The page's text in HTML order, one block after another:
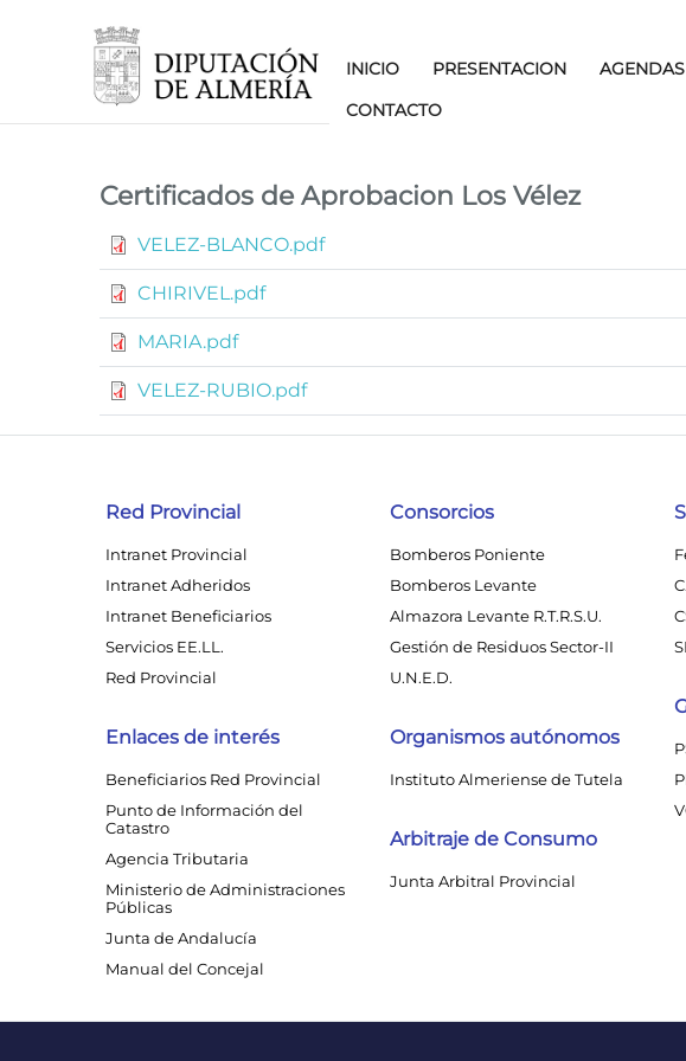
INICIO PRESENTACION
CONTACTO
Certificados Aprobacion
Certificados de Aprobacion Los Vélez
VELEZ-BLANCO.pdf
CHIRIVEL.pdf
MARIA.pdf
VELEZ-RUBIO.pdf
Red Provincial
Intranet Provincial
Intranet Adheridos
Intranet Beneficiarios
Servicios EE.LL.
Red Provincial
Enlaces de interés
Beneficiarios Red Provincial
Punto de Información del
Catastro
Agencia Tributaria
Ministerio de Administraciones
Públicas
Junta de Andalucía
Manual del Concejal
Consorcios
Bomberos Poniente
Bomberos Levante
Almazora Levante R.T.R.S.U.
Gestión de Residuos Sector-II
U.N.E.D.
Organismos autónomos
Instituto Almeriense de Tutela
Arbitraje de Consumo
Junta Arbitral Provincial